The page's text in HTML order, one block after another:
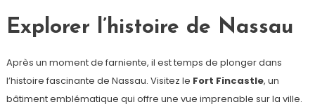
Explorer l’histoire de Nassau
Après un moment de farniente, il est temps de plonger dans
l’histoire fascinante de Nassau. Visitez le Fort Fincastle, un
bâtiment emblématique qui offre une vue imprenable sur la ville.